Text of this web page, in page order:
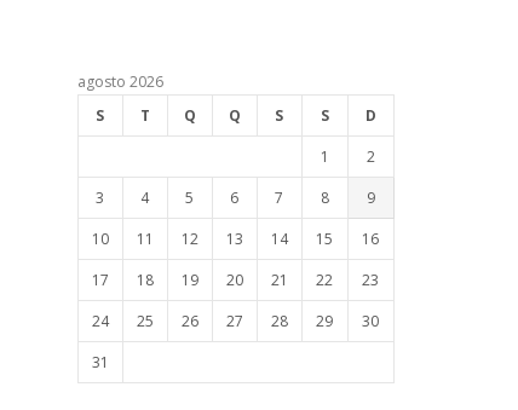
agosto 2026
S
T Q Q S S
D
1
2
3
4 5 6 7 8
9
10
11 12 13 14 15
16
17
18 19 20 21 22
23
24
25 26 27 28 29
30
31